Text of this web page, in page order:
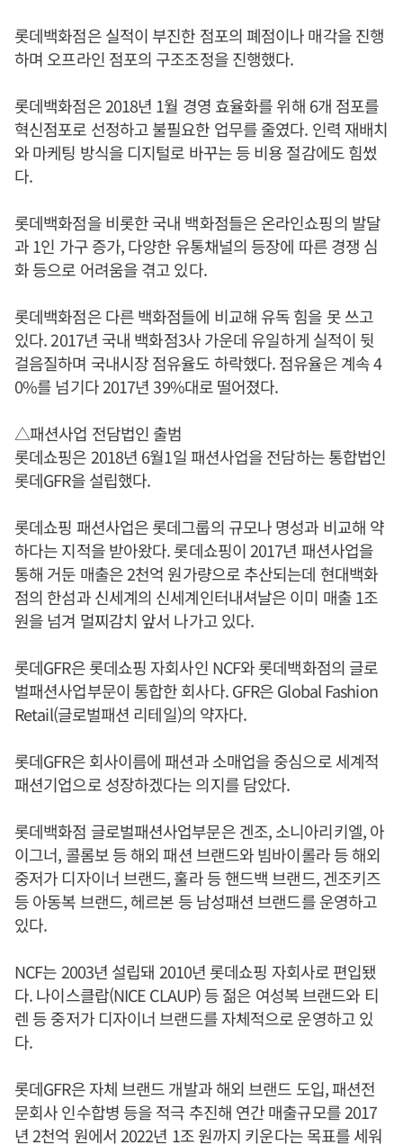
롯데백화점은 실적이 부진한 점포의 폐점이나 매각을 진행
하며 오프라인 점포의 구조조정을 진행했다.
롯데백화점은 2018년 1월 경영 효율화를 위해 6개 점포를
혁신점포로 선정하고 불필요한 업무를 줄였다. 인력 재배치
와 마케팅 방식을 디지털로 바꾸는 등 비용 절감에도 힘썼
다.
롯데백화점을 비롯한 국내 백화점들은 온라인쇼핑의 발달
과 1인 가구 증가, 다양한 유통채널의 등장에 따른 경쟁 심
화 등으로 어려움을 겪고 있다.
롯데백화점은 다른 백화점들에 비교해 유독 힘을 못 쓰고
있다. 2017년 국내 백화점3사 가운데 유일하게 실적이 뒷
걸음질하며 국내시장 점유율도 하락했다. 점유율은 계속 4
0%를 넘기다 2017년 39%대로 떨어졌다.
△패션사업 전담법인 출범
롯데쇼핑은 2018년 6월1일 패션사업을 전담하는 통합법인
롯데GFR을 설립했다.
롯데쇼핑 패션사업은 롯데그룹의 규모나 명성과 비교해 약
하다는 지적을 받아왔다. 롯데쇼핑이 2017년 패션사업을
통해 거둔 매출은 2천억 원가량으로 추산되는데 현대백화
점의 한섬과 신세계의 신세계인터내셔날은 이미 매출 1조
원을 넘겨 멀찌감치 앞서 나가고 있다.
롯데GFR은 롯데쇼핑 자회사인 NCF와 롯데백화점의 글로
벌패션사업부문이 통합한 회사다. GFR은 Global Fashion
Retail(글로벌패션 리테일)의 약자다.
롯데GFR은 회사이름에 패션과 소매업을 중심으로 세계적
패션기업으로 성장하겠다는 의지를 담았다.
롯데백화점 글로벌패션사업부문은 겐조, 소니아리키엘, 아
이그너, 콜롬보 등 해외 패션 브랜드와 빔바이롤라 등 해외
중저가 디자이너 브랜드, 훌라 등 핸드백 브랜드, 겐조키즈
등 아동복 브랜드, 헤르본 등 남성패션 브랜드를 운영하고
있다.
NCF는 2003년 설립돼 2010년 롯데쇼핑 자회사로 편입됐
다. 나이스클랍(NICE CLAUP) 등 젊은 여성복 브랜드와 티
렌 등 중저가 디자이너 브랜드를 자체적으로 운영하고 있
다.
롯데GFR은 자체 브랜드 개발과 해외 브랜드 도입, 패션전
문회사 인수합병 등을 적극 추진해 연간 매출규모를 2017
년 2천억 원에서 2022년 1조 원까지 키운다는 목표를 세워